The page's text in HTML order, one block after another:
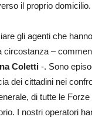
il proprio domicilio.
gli agenti che
circostanza –
Coletti -. Sono
dei cittadini nei
di tutte le Forze
I nostri operatori